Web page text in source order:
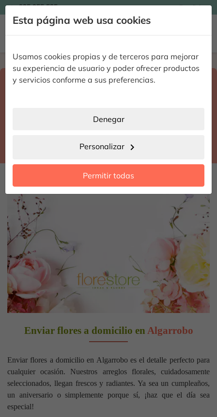
Esta página web usa cookies
Usamos cookies propias y de terceros para mejorar
su experiencia de usuario y poder ofrecer productos
y servicios conforme a sus preferencias.
Denegar
Personalizar chevron_right
Permitir todas
935 955 525 Español
 
Home Enviar flores a domicilio Málaga
Selecciona destino y fecha de entrega
Enviar flores a domicilio en Algarrobo
Enviar flores a domicilio en Algarrobo es el detalle perfecto para
cualquier ocasión. Nuestros arreglos florales, cuidadosamente
seleccionados, llegan frescos y radiantes. Ya sea un cumpleaños,
un aniversario o simplemente porque sí, ¡haz que el día sea
especial!